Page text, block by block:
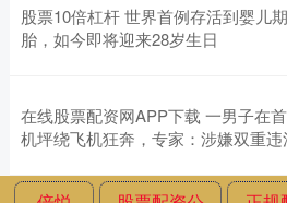
股票10倍杠杆 世界首例存活到婴儿
胎，如今即将迎来28岁生日
在线股票配资网APP下载 一男子在
机坪绕飞机狂奔，专家：涉嫌双重违